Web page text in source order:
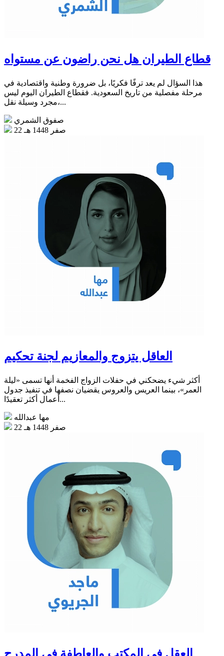
قطاع الطيران هل نحن راضون عن مستواه
هذا السؤال لم يعد ترفًا فكريًا، بل ضرورة وطنية واقتصادية في
مرحلة مفصلية من تاريخ السعودية. فقطاع الطيران اليوم ليس
مجرد وسيلة نقل،...
صفوق الشمري
22 صفر 1448 هـ
العاقل يتزوج والمعازيم لجنة تحكيم
أكثر شيء يضحكني في حفلات الزواج الفخمة أنها تسمى «ليلة
العمر»، بينما العريس والعروس يقضيان نصفها في تنفيذ جدول
أعمال أكثر تعقيدًا...
مها عبدالله
22 صفر 1448 هـ